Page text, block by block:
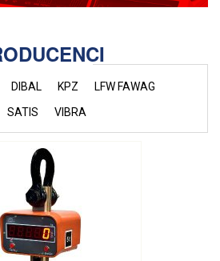
DIBAL KPZ
LFW FAWAG
SATIS VIBRA